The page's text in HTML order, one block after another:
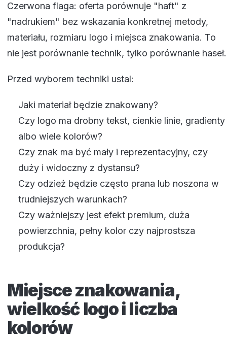
Czerwona flaga: oferta porównuje "haft" z
"nadrukiem" bez wskazania konkretnej metody,
materiału, rozmiaru logo i miejsca znakowania. To
nie jest porównanie technik, tylko porównanie haseł.
Przed wyborem techniki ustal:
Jaki materiał będzie znakowany?
Czy logo ma drobny tekst, cienkie linie, gradienty
albo wiele kolorów?
Czy znak ma być mały i reprezentacyjny, czy
duży i widoczny z dystansu?
Czy odzież będzie często prana lub noszona w
trudniejszych warunkach?
Czy ważniejszy jest efekt premium, duża
powierzchnia, pełny kolor czy najprostsza
produkcja?
Miejsce znakowania,
wielkość logo i liczba
kolorów